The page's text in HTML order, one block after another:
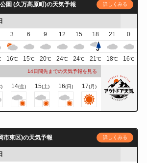
園 (久万高原町)の天気予報 詳しくみる
3 6 9 12 15 18 21
0
16℃ 15℃ 20℃ 24℃ 24℃ 21℃ 18℃ 16℃
14日間先までの天気予報を見る
) 14(金) 15(土) 16(日) 17(月)
市東区)の天気予報 詳しくみる